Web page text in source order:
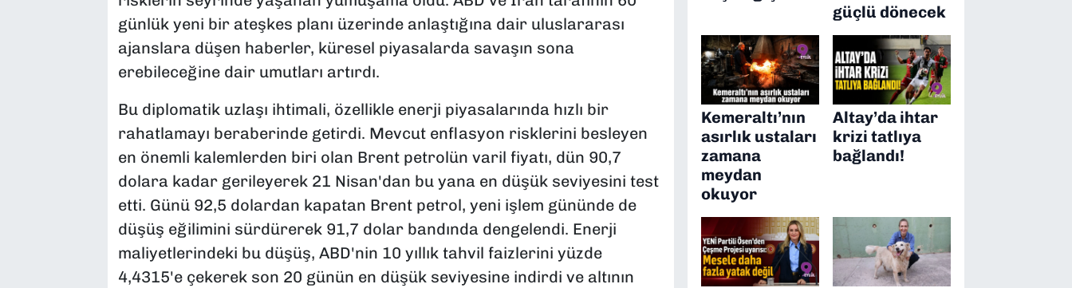
günlük yeni bir ateşkes planı üzerinde anlaştığına dair uluslararası
ajanslara düşen haberler, küresel piyasalarda savaşın sona
erebileceğine dair umutları artırdı.
Bu diplomatik uzlaşı ihtimali, özellikle enerji piyasalarında hızlı bir
rahatlamayı beraberinde getirdi. Mevcut enflasyon risklerini besleyen
en önemli kalemlerden biri olan Brent petrolün varil fiyatı, dün 90,7
dolara kadar gerileyerek 21 Nisan'dan bu yana en düşük seviyesini test
etti. Günü 92,5 dolardan kapatan Brent petrol, yeni işlem gününde de
düşüş eğilimini sürdürerek 91,7 dolar bandında dengelendi. Enerji
maliyetlerindeki bu düşüş, ABD'nin 10 yıllık tahvil faizlerini yüzde
4,4315'e çekerek son 20 günün en düşük seviyesine indirdi ve altının
güçlü dönecek
Kemeraltı’nın
asırlık ustaları
zamana
meydan
okuyor
Altay’da ihtar
krizi tatlıya
bağlandı!